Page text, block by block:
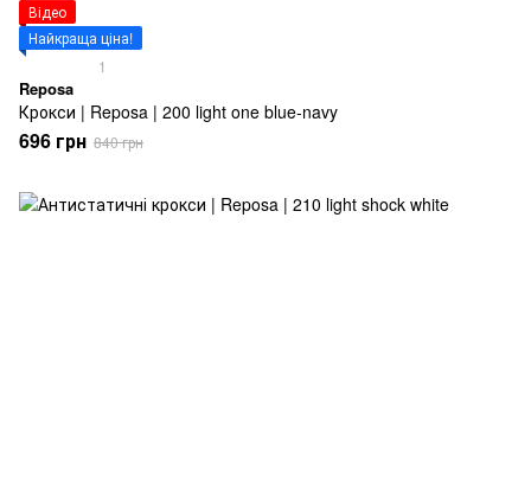
Відео
Найкраща ціна!
1
Reposa
Крокси | Reposa | 200 light one blue-navy
696 грн 840 грн